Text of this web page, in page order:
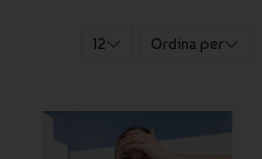
e top
12 Ordina per